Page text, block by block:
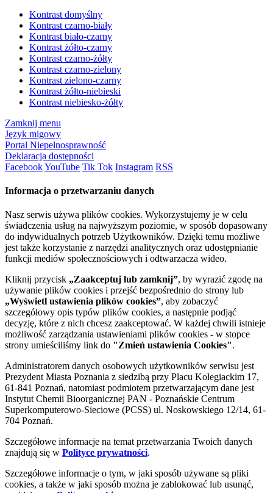
Kontrast domyślny
Kontrast czarno-biały
Kontrast biało-czarny
Kontrast żółto-czarny
Kontrast czarno-żółty
Kontrast czarno-zielony
Kontrast zielono-czarny
Kontrast żółto-niebieski
Kontrast niebiesko-żółty
Zamknij menu
Język migowy
Portal Niepełnosprawność
Deklaracja dostępności
FacebookYouTube Tik Tok Instagram RSS
Informacja o przetwarzaniu danych
Nasz serwis używa plików cookies. Wykorzystujemy je w celu
świadczenia usług na najwyższym poziomie, w sposób dopasowany
do indywidualnych potrzeb Użytkowników. Dzięki temu możliwe
jest także korzystanie z narzędzi analitycznych oraz udostępnianie
funkcji mediów społecznościowych i odtwarzacza wideo.
Kliknij przycisk „Zaakceptuj lub zamknij”, by wyrazić zgodę na
używanie plików cookies i przejść bezpośrednio do strony lub
„Wyświetl ustawienia plików cookies”, aby zobaczyć
szczegółowy opis typów plików cookies, a następnie podjąć
decyzję, które z nich chcesz zaakceptować. W każdej chwili istnieje
możliwość zarządzania ustawieniami plików cookies - w stopce
strony umieściliśmy link do "Zmień ustawienia Cookies".
Administratorem danych osobowych użytkowników serwisu jest
Prezydent Miasta Poznania z siedzibą przy Placu Kolegiackim 17,
61-841 Poznań, natomiast podmiotem przetwarzającym dane jest
Instytut Chemii Bioorganicznej PAN - Poznańskie Centrum
Superkomputerowo-Sieciowe (PCSS) ul. Noskowskiego 12/14, 61-
704 Poznań.
Szczegółowe informacje na temat przetwarzania Twoich danych
znajdują się w Polityce prywatności.
Szczegółowe informacje o tym, w jaki sposób używane są pliki
cookies, a także w jaki sposób można je zablokować lub usunąć,